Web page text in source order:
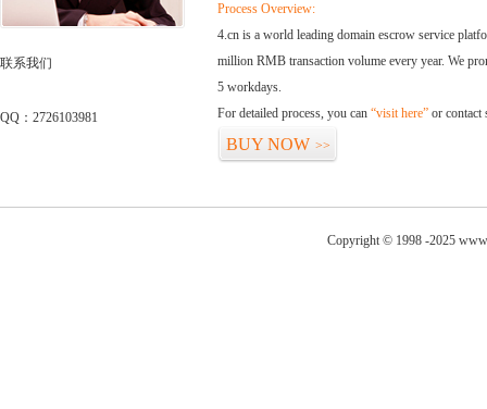
联系我们
QQ：2726103981
Process Overview:
4.cn is a world leading domain escrow service
million RMB transaction volume every year. We
5 workdays.
For detailed process, you can “visit here” or contact
BUY NOW >>
Copyright © 1998 -2025